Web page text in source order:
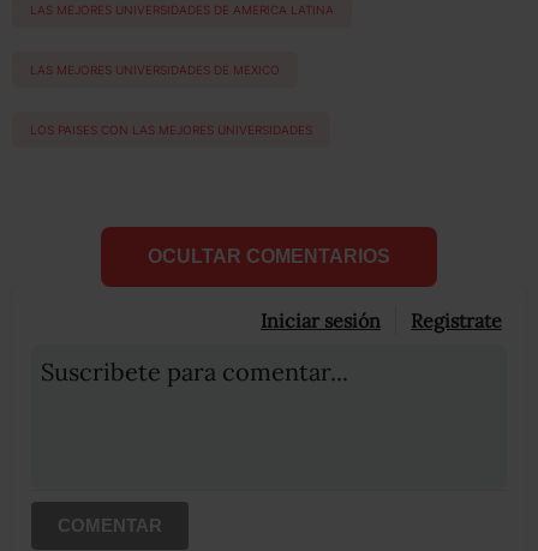
LAS MEJORES UNIVERSIDADES DE AMERICA LATINA
LAS MEJORES UNIVERSIDADES DE MEXICO
LOS PAISES CON LAS MEJORES UNIVERSIDADES
OCULTAR COMENTARIOS
Iniciar sesión Registrate
Suscribete para comentar...
COMENTAR